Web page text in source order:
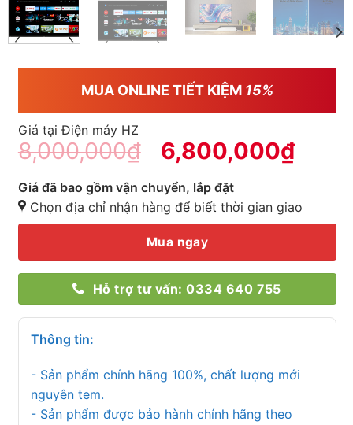
MUA ONLINE TIẾT KIỆM 15%
Giá tại Điện máy HZ
8,000,000₫ 6,800,000₫
Giá đã bao gồm vận chuyển, lắp đặt
Chọn địa chỉ nhận hàng để biết thời gian giao
Mua ngay
Hỗ trợ tư vấn: 0334 640 755
Thông tin:
- Sản phẩm chính hãng 100%, chất lượng mới
nguyên tem.
- Sản phẩm được bảo hành chính hãng theo